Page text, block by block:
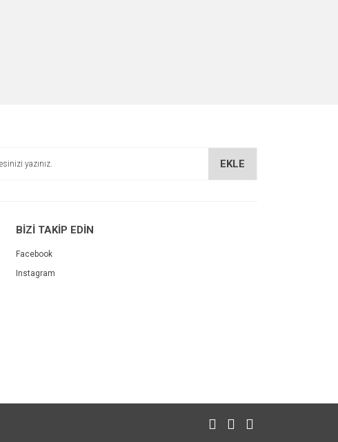
EKLE
BİZİ TAKİP EDİN
Facebook
Instagram